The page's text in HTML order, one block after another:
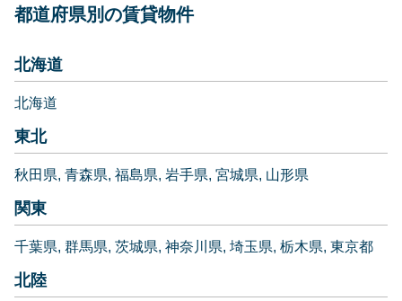
都道府県別の賃貸物件
北海道
北海道
東北
秋田県 青森県 福島県 岩手県 宮城県 山形県
関東
千葉県 群馬県 茨城県 神奈川県 埼玉県 栃木県 東京都
北陸